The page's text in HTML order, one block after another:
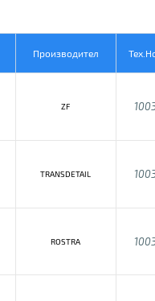
Производител
ZF
TRANSDETAIL
ROSTRA